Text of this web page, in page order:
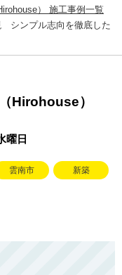
） 施工事例一覧
シンプル志向を徹底した
Hirohouse）
曜日
雲南市 新築